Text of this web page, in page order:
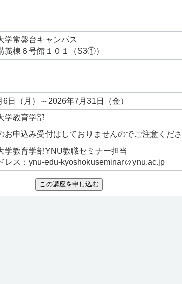
学常盤台キャンパス
義棟６号館１０１（S3①）
6日（月）～2026年7月31日（金）
学教育学部
お申込み受付はしておりませんのでご注意くだ
学教育学部YNU教職セミナー担当
レス：ynu-edu-kyoshokuseminar
ynu.ac.jp